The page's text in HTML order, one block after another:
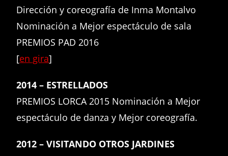
Dirección y coreografía de Inma Montalvo
Nominación a Mejor espectáculo de sala
PREMIOS PAD 2016
[en gira]
2014 – ESTRELLADOS
PREMIOS LORCA 2015 Nominación a Mejor
espectáculo de danza y Mejor coreografía.
2012 – VISITANDO OTROS JARDINES